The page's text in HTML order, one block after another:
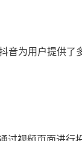
音为用户提供